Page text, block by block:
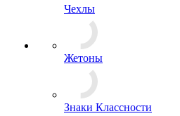
Чехлы
Жетоны
Знаки Классности